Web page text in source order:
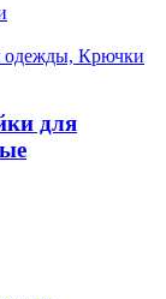
одежды, Крючки
для